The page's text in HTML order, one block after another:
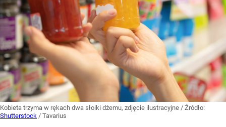
Kobieta trzyma w rękach dwa słoiki dżemu, zdjęcie ilustracyjne / Źródło:
Shutterstock / Tavarius